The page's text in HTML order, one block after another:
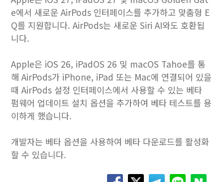
e에서 새로운 AirPods 인터페이스를 추가하고 맞춤형 E
Q를 지원합니다. AirPods는 새로운 Siri AI와도 호환됩
니다.
Apple은 iOS 26, iPadOS 26 및 macOS Tahoe를 통
해 AirPods가 iPhone, iPad 또는 Mac에 연결되어 있을
때 AirPods 설정 인터페이스에서 사용할 수 있는 베타
펌웨어 업데이트 설치 옵션을 추가하여 베타 테스트를 용
이하게 했습니다.
개발자는 베타 옵션을 사용하여 베타 다운로드를 활성화
할 수 있습니다.